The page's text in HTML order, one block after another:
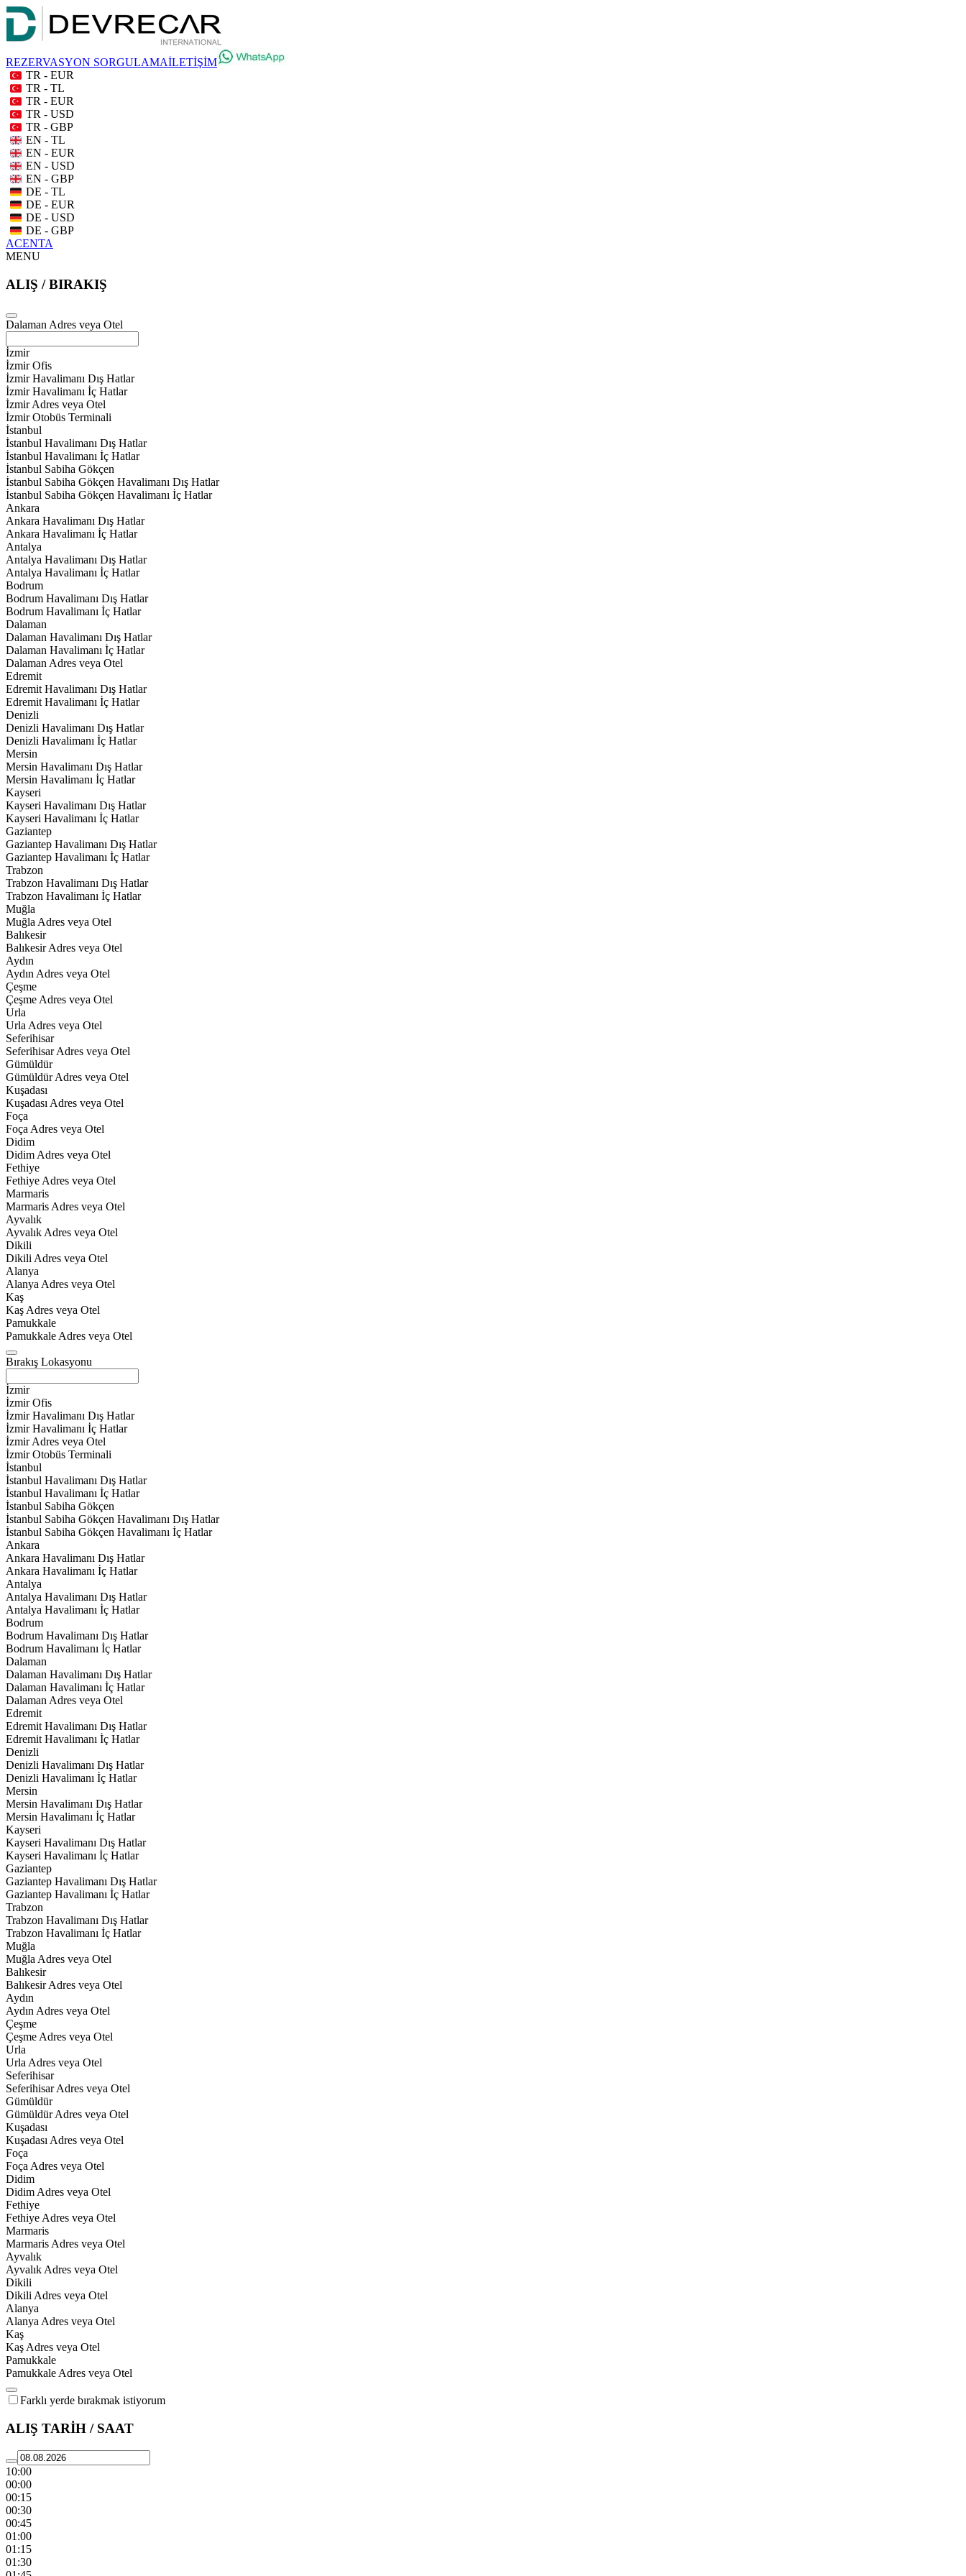
REZERVASYON SORGULAMAİLETİŞİM
TR - EUR
TR - TL
TR - EUR
TR - USD
TR - GBP
EN - TL
EN - EUR
EN - USD
EN - GBP
DE - TL
DE - EUR
DE - USD
DE - GBP
ACENTA
MENU
ALIŞ / BIRAKIŞ
Dalaman Adres veya Otel
İzmir
İzmir Ofis
İzmir Havalimanı Dış Hatlar
İzmir Havalimanı İç Hatlar
İzmir Adres veya Otel
İzmir Otobüs Terminali
İstanbul
İstanbul Havalimanı Dış Hatlar
İstanbul Havalimanı İç Hatlar
İstanbul Sabiha Gökçen
İstanbul Sabiha Gökçen Havalimanı Dış Hatlar
İstanbul Sabiha Gökçen Havalimanı İç Hatlar
Ankara
Ankara Havalimanı Dış Hatlar
Ankara Havalimanı İç Hatlar
Antalya
Antalya Havalimanı Dış Hatlar
Antalya Havalimanı İç Hatlar
Bodrum
Bodrum Havalimanı Dış Hatlar
Bodrum Havalimanı İç Hatlar
Dalaman
Dalaman Havalimanı Dış Hatlar
Dalaman Havalimanı İç Hatlar
Dalaman Adres veya Otel
Edremit
Edremit Havalimanı Dış Hatlar
Edremit Havalimanı İç Hatlar
Denizli
Denizli Havalimanı Dış Hatlar
Denizli Havalimanı İç Hatlar
Mersin
Mersin Havalimanı Dış Hatlar
Mersin Havalimanı İç Hatlar
Kayseri
Kayseri Havalimanı Dış Hatlar
Kayseri Havalimanı İç Hatlar
Gaziantep
Gaziantep Havalimanı Dış Hatlar
Gaziantep Havalimanı İç Hatlar
Trabzon
Trabzon Havalimanı Dış Hatlar
Trabzon Havalimanı İç Hatlar
Muğla
Muğla Adres veya Otel
Balıkesir
Balıkesir Adres veya Otel
Aydın
Aydın Adres veya Otel
Çeşme
Çeşme Adres veya Otel
Urla
Urla Adres veya Otel
Seferihisar
Seferihisar Adres veya Otel
Gümüldür
Gümüldür Adres veya Otel
Kuşadası
Kuşadası Adres veya Otel
Foça
Foça Adres veya Otel
Didim
Didim Adres veya Otel
Fethiye
Fethiye Adres veya Otel
Marmaris
Marmaris Adres veya Otel
Ayvalık
Ayvalık Adres veya Otel
Dikili
Dikili Adres veya Otel
Alanya
Alanya Adres veya Otel
Kaş
Kaş Adres veya Otel
Pamukkale
Pamukkale Adres veya Otel
Bırakış Lokasyonu
İzmir
İzmir Ofis
İzmir Havalimanı Dış Hatlar
İzmir Havalimanı İç Hatlar
İzmir Adres veya Otel
İzmir Otobüs Terminali
İstanbul
İstanbul Havalimanı Dış Hatlar
İstanbul Havalimanı İç Hatlar
İstanbul Sabiha Gökçen
İstanbul Sabiha Gökçen Havalimanı Dış Hatlar
İstanbul Sabiha Gökçen Havalimanı İç Hatlar
Ankara
Ankara Havalimanı Dış Hatlar
Ankara Havalimanı İç Hatlar
Antalya
Antalya Havalimanı Dış Hatlar
Antalya Havalimanı İç Hatlar
Bodrum
Bodrum Havalimanı Dış Hatlar
Bodrum Havalimanı İç Hatlar
Dalaman
Dalaman Havalimanı Dış Hatlar
Dalaman Havalimanı İç Hatlar
Dalaman Adres veya Otel
Edremit
Edremit Havalimanı Dış Hatlar
Edremit Havalimanı İç Hatlar
Denizli
Denizli Havalimanı Dış Hatlar
Denizli Havalimanı İç Hatlar
Mersin
Mersin Havalimanı Dış Hatlar
Mersin Havalimanı İç Hatlar
Kayseri
Kayseri Havalimanı Dış Hatlar
Kayseri Havalimanı İç Hatlar
Gaziantep
Gaziantep Havalimanı Dış Hatlar
Gaziantep Havalimanı İç Hatlar
Trabzon
Trabzon Havalimanı Dış Hatlar
Trabzon Havalimanı İç Hatlar
Muğla
Muğla Adres veya Otel
Balıkesir
Balıkesir Adres veya Otel
Aydın
Aydın Adres veya Otel
Çeşme
Çeşme Adres veya Otel
Urla
Urla Adres veya Otel
Seferihisar
Seferihisar Adres veya Otel
Gümüldür
Gümüldür Adres veya Otel
Kuşadası
Kuşadası Adres veya Otel
Foça
Foça Adres veya Otel
Didim
Didim Adres veya Otel
Fethiye
Fethiye Adres veya Otel
Marmaris
Marmaris Adres veya Otel
Ayvalık
Ayvalık Adres veya Otel
Dikili
Dikili Adres veya Otel
Alanya
Alanya Adres veya Otel
Kaş
Kaş Adres veya Otel
Pamukkale
Pamukkale Adres veya Otel
Farklı yerde bırakmak istiyorum
ALIŞ TARİH / SAAT
10:00
00:00
00:15
00:30
00:45
01:00
01:15
01:30